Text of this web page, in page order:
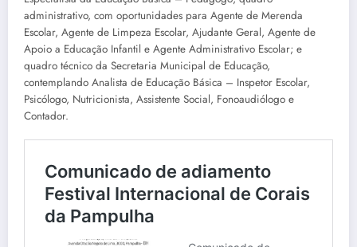
administrativo, com oportunidades para Agente de Merenda
Escolar, Agente de Limpeza Escolar, Ajudante Geral, Agente de
Apoio a Educação Infantil e Agente Administrativo Escolar; e
quadro técnico da Secretaria Municipal de Educação,
contemplando Analista de Educação Básica – Inspetor Escolar,
Psicólogo, Nutricionista, Assistente Social, Fonoaudiólogo e
Contador.